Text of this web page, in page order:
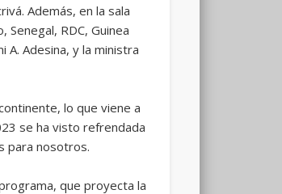
Además, en la sala
RDC, Guinea
Adesina, y la ministra
lo que viene a
se ha visto refrendada
para nosotros.
que proyecta la